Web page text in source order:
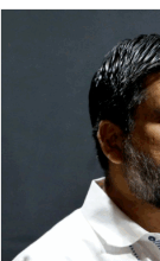
email